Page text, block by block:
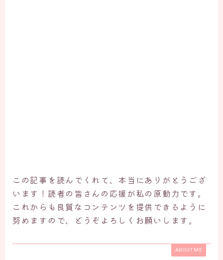
この記事を読んでくれて、本当にありがとうござ
います！読者の皆さんの応援が私の原動力です。
これからも良質なコンテンツを提供できるように
努めますので、どうぞよろしくお願いします。
ABOUT ME